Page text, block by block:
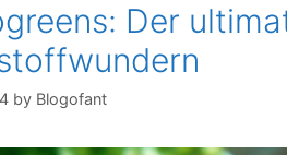
Der
by Blogofant